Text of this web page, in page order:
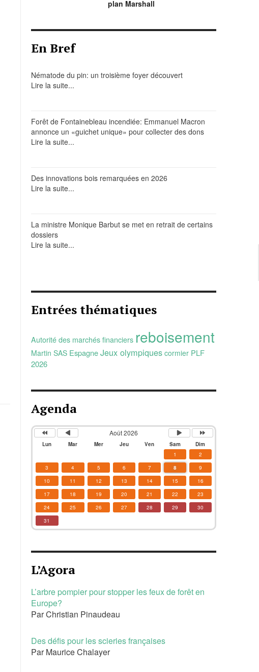
plan Marshall
En Bref
Nématode du pin: un troisième foyer découvert
Lire la suite...
Forêt de Fontainebleau incendiée: Emmanuel Macron
annonce un «guichet unique» pour collecter des dons
Lire la suite...
Des innovations bois remarquées en 2026
Lire la suite...
La ministre Monique Barbut se met en retrait de certains
dossiers
Lire la suite...
Entrées thématiques
Autorité des marchés financiers reboisement
Martin SAS Espagne Jeux olympiques cormier PLF
2026
Agenda
Août 2026
Lun Mar Mer Jeu Ven Sam
Dim
1
2
3
4 5 6 7 8
9
10
11 12 13 14 15
16
17
18 19 20 21 22
23
24
25 26 27 28 29
30
31
L’Agora
L’arbre pompier pour stopper les feux de forêt en
Europe?
Par Christian Pinaudeau
Des défis pour les scieries françaises
Par Maurice Chalayer